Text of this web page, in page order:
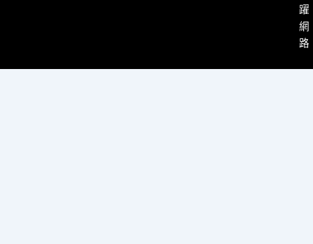
躍
網
路